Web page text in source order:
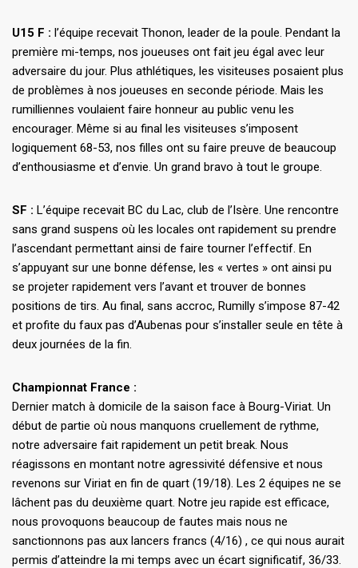
U15 F : l’équipe recevait Thonon, leader de la poule. Pendant la
première mi-temps, nos joueuses ont fait jeu égal avec leur
adversaire du jour. Plus athlétiques, les visiteuses posaient plus
de problèmes à nos joueuses en seconde période. Mais les
rumilliennes voulaient faire honneur au public venu les
encourager. Même si au final les visiteuses s’imposent
logiquement 68-53, nos filles ont su faire preuve de beaucoup
d’enthousiasme et d’envie. Un grand bravo à tout le groupe.
SF : L’équipe recevait BC du Lac, club de l’Isère. Une rencontre
sans grand suspens où les locales ont rapidement su prendre
l’ascendant permettant ainsi de faire tourner l’effectif. En
s’appuyant sur une bonne défense, les « vertes » ont ainsi pu
se projeter rapidement vers l’avant et trouver de bonnes
positions de tirs. Au final, sans accroc, Rumilly s’impose 87-42
et profite du faux pas d’Aubenas pour s’installer seule en tête à
deux journées de la fin.
Championnat France :
Dernier match à domicile de la saison face à Bourg-Viriat. Un
début de partie où nous manquons cruellement de rythme,
notre adversaire fait rapidement un petit break. Nous
réagissons en montant notre agressivité défensive et nous
revenons sur Viriat en fin de quart (19/18). Les 2 équipes ne se
lâchent pas du deuxième quart. Notre jeu rapide est efficace,
nous provoquons beaucoup de fautes mais nous ne
sanctionnons pas aux lancers francs (4/16) , ce qui nous aurait
permis d’atteindre la mi temps avec un écart significatif, 36/33.